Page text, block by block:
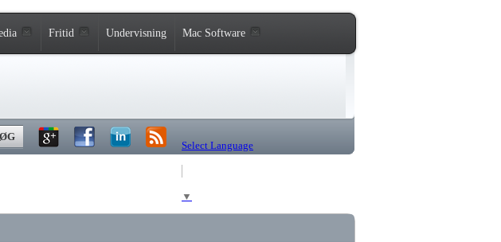
Fritid Undervisning Mac Software
Select Language
▼